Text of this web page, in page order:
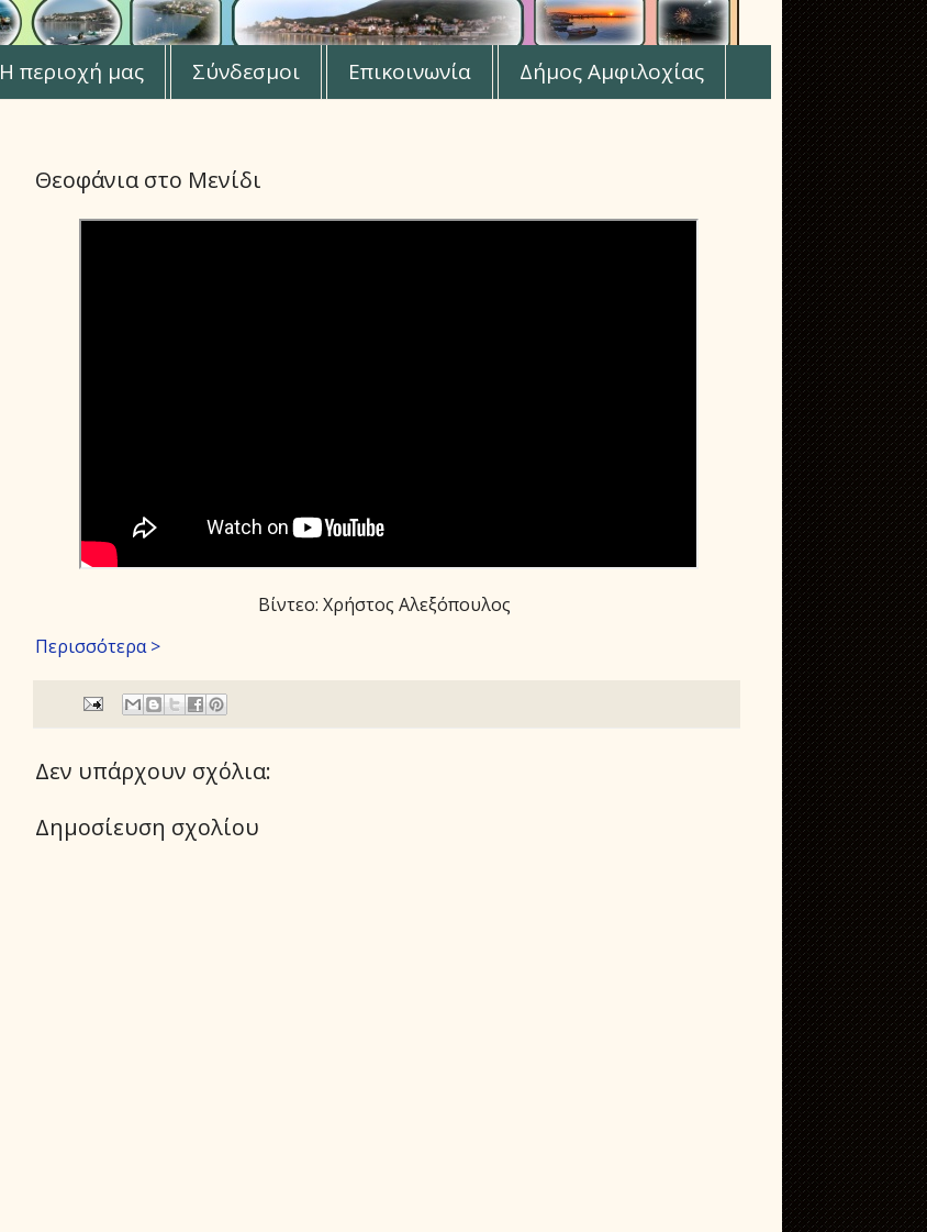
Η περιοχή μας Σύνδεσμοι Επικοινωνία Δήμος Αμφιλοχίας
Θεοφάνια στο Μενίδι
Βίντεο: Χρήστος Αλεξόπουλος
Περισσότερα >
Δεν υπάρχουν σχόλια:
Δημοσίευση σχολίου